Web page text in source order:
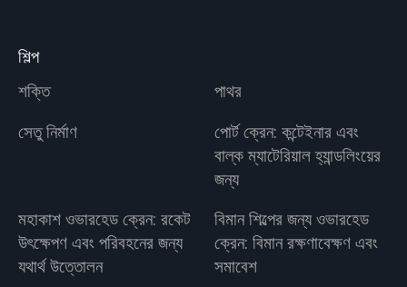
শিল্প
শক্তি
পাথর
সেতু নির্মাণ
পোর্ট ক্রেন: কন্টেইনার এবং
বাল্ক ম্যাটেরিয়াল হ্যান্ডলিংয়ের
জন্য
মহাকাশ ওভারহেড ক্রেন: রকেট
উৎক্ষেপণ এবং পরিবহনের জন্য
যথার্থ উত্তোলন
বিমান শিল্পের জন্য ওভারহেড
ক্রেন: বিমান রক্ষণাবেক্ষণ এবং
সমাবেশ